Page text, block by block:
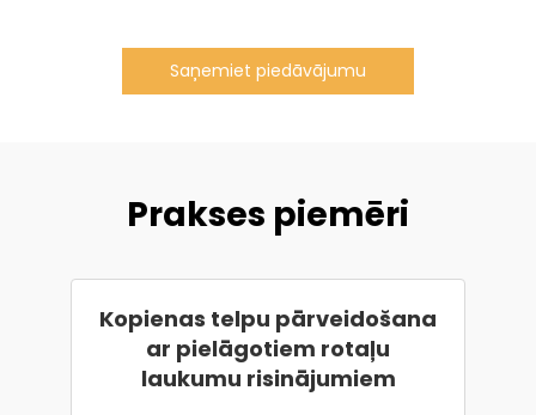
Saņemiet piedāvājumu
Prakses piemēri
Kopienas telpu pārveidošana
ar pielāgotiem rotaļu
laukumu risinājumiem